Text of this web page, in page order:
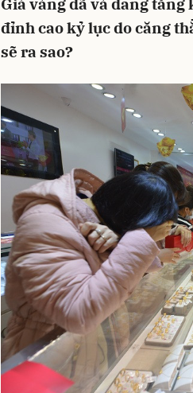
Giá vàng đã và đang
đỉnh cao kỷ lục do căng
sẽ ra sao?